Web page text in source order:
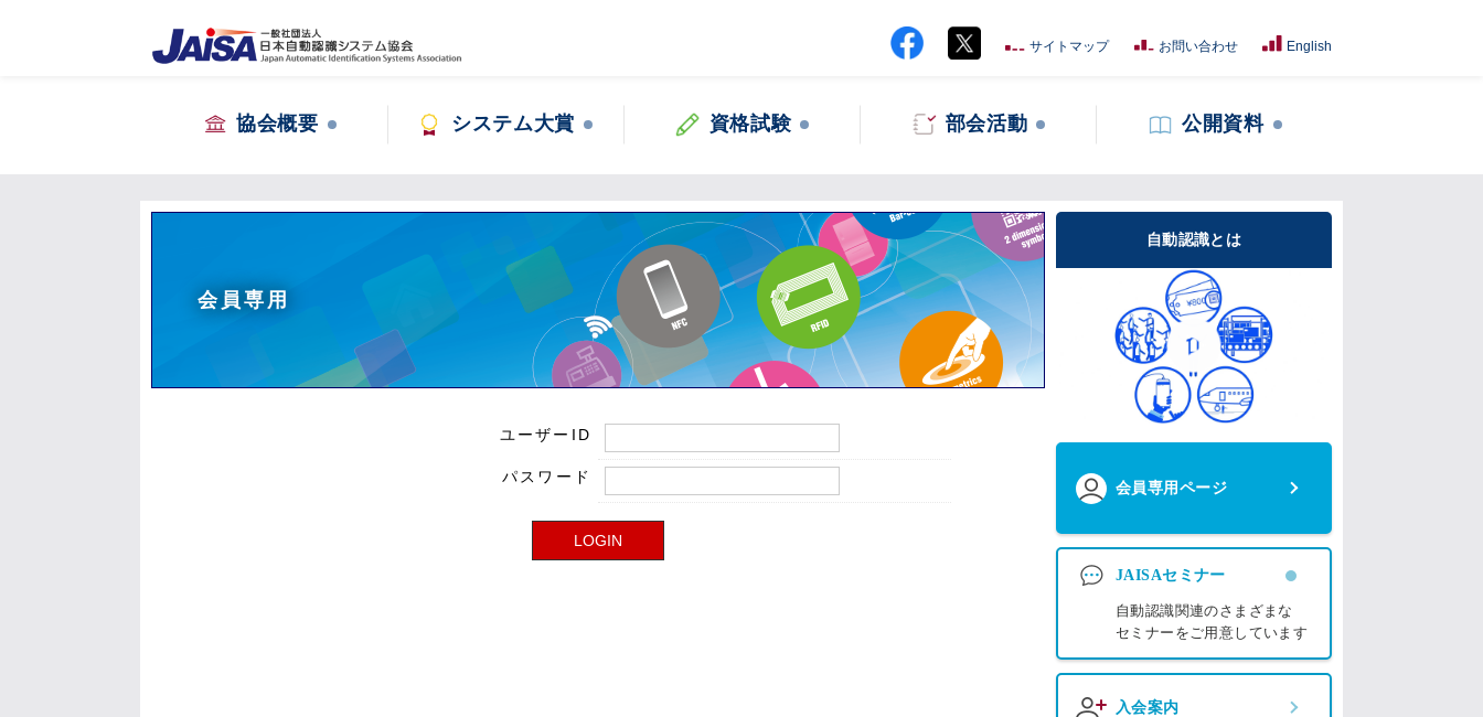
サイトマップ お問い合わせ English
協会概要 システム大賞 資格試験 部会活動 公開資料
会員専用
ユーザーID
パスワード
自動認識とは
会員専用ページ
JAISAセミナー
自動認識関連のさまざまな
セミナーをご用意しています
入会案内